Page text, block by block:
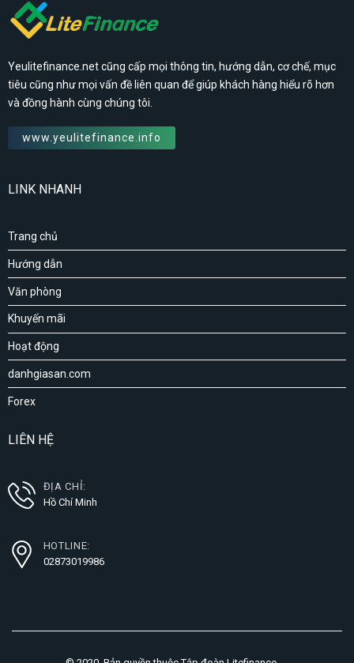
Yeulitefinance.net cũng cấp mọi thông tin, hướng dẫn, cơ chế, mục
tiêu cũng như mọi vấn đề liên quan để giúp khách hàng hiểu rõ hơn
và đồng hành cùng chúng tôi.
www.yeulitefinance.info
LINK NHANH
Trang chủ
Hướng dẫn
Văn phòng
Khuyến mãi
Hoạt động
danhgiasan.com
Forex
LIÊN HỆ
ĐỊA CHỈ:
Hồ Chí Minh
HOTLINE:
02873019986